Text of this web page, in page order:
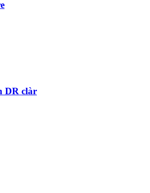
DR clàr